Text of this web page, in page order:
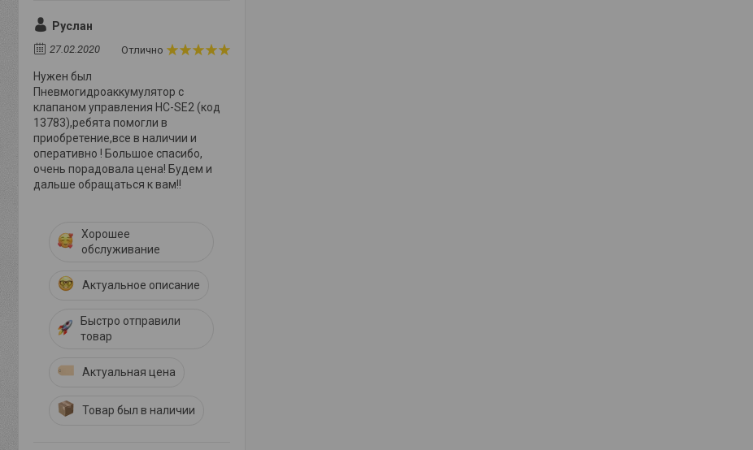
Руслан
27.02.2020 Отлично
Нужен был
Пневмогидроаккумулятор с
клапаном управления HC-SE2 (код
13783),ребята помогли в
приобретение,все в наличии и
оперативно ! Большое спасибо,
очень порадовала цена! Будем и
дальше обращаться к вам!!
Хорошее
обслуживание
Актуальное описание
Быстро отправили
товар
Актуальная цена
Товар был в наличии